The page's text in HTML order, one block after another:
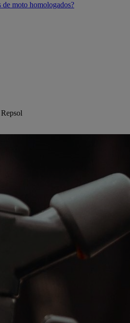
de moto homologados?